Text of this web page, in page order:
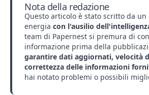
Nota della redazione
Questo articolo è stato scritto da un
energia con l'ausilio
team di Papernest si premura di
informazione prima della
garantire dati aggiornati, velocità
correttezza delle informazioni
hai notato problemi o possibili